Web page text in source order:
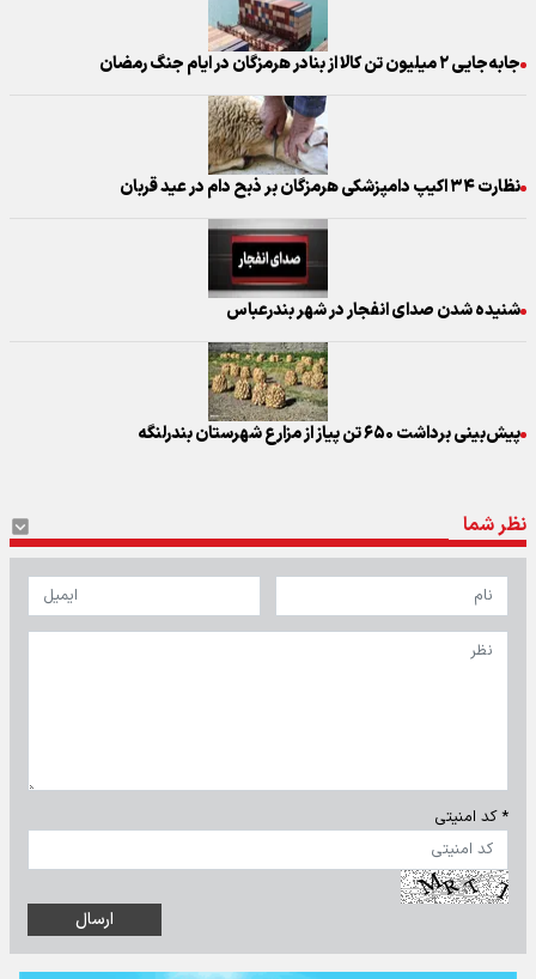
جابه‌جایی ۲ میلیون تن کالا از بنادر هرمزگان در ایام جنگ رمضان
نظارت ۳۴ اکیپ دامپزشکی هرمزگان بر ذبح دام در عید قربان
شنیده شدن صدای انفجار در شهر بندرعباس
پیش‌بینی برداشت ۶۵۰ تن پیاز از مزارع شهرستان بندرلنگه
نظر شما
* کد امنیتی